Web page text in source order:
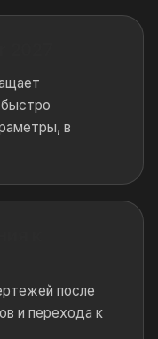
быстро
в
после
и перехода к